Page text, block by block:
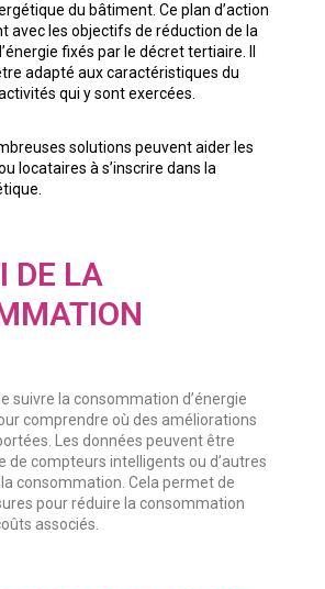
du bâtiment. Ce plan d’action
avec les objectifs de réduction de la
fixés par le décret tertiaire. Il
adapté aux caractéristiques du
qui y sont exercées.
solutions peuvent aider les
locataires à s’inscrire dans la
DE LA
suivre la consommation d’énergie
comprendre où des améliorations
Les données peuvent être
de compteurs intelligents ou d’autres
consommation. Cela permet de
pour réduire la consommation
associés.